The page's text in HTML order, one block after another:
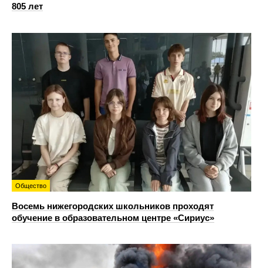
805 лет
Общество
Восемь нижегородских школьников проходят
обучение в образовательном центре «Сириус»